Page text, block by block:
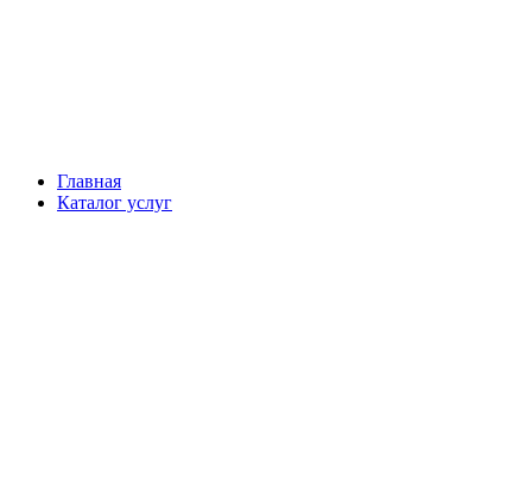
Главная
Каталог услуг